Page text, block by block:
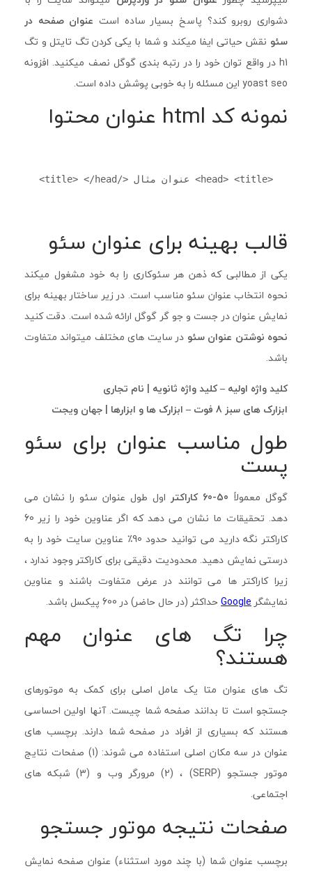
دشواری روبرو کند؟ پاسخ بسیار ساده است عنوان صفحه در
سئو نقش حیاتی ایفا میکند و شما با یکی کردن تگ تایتل و تگ
h1 در واقع توان خود را در رتبه بندی گوگل نصف میکنید. افزونه
yoast seo این مسئله را به خوبی پوشش داده است.
نمونه کد html عنوان محتوا
<head> <title> عنوان مثال </title> </head>
قالب بهینه برای عنوان سئو
یکی از مطالبی که ذهن هر سئوکاری را به خود مشغول میکند
نحوه انتخاب عنوان سئو مناسب است. در زیر ساختار بهینه برای
نمایش عنوان در جست و جو گر گوگل ارائه شده است. دقت کنید
نحوه نوشتن عنوان سئو در سایت های مختلف میتواند متفاوت
باشد.
کلید واژه اولیه – کلید واژه ثانویه | نام تجاری
ابزارک های سبز 8 فوت – ابزارک ها و ابزارها | جهان ویجت
طول مناسب عنوان برای سئو
پست
گوگل معمولاً 50-60 کاراکتر
اول طول عنوان سئو را نشان می
دهد. تحقیقات ما نشان می دهد که اگر عناوین خود را زیر 60
کاراکتر نگه دارید می توانید حدود 90٪ عناوین سایت خود را به
درستی نمایش دهید. محدودیت دقیقی برای کاراکتر وجود ندارد ،
زیرا کاراکتر ها می توانند در عرض متفاوت باشند و عناوین
نمایشگر Google حداکثر (در حال حاضر) در 600 پیکسل باشد.
چرا تگ های عنوان مهم
هستند؟
تگ های عنوان متا یک عامل اصلی برای کمک به موتورهای
جستجو است تا بدانند صفحه شما چیست. آنها اولین احساسی
هستند که بسیاری از افراد در صفحه شما دارند. برچسب های
عنوان در سه مکان اصلی استفاده می شوند: (1) صفحات نتایج
موتور جستجو (SERP) ، (2) مرورگر وب و (3) شبکه های
اجتماعی.
صفحات نتیجه موتور جستجو
برچسب عنوان شما (با چند مورد استثناء) عنوان صفحه نمایش